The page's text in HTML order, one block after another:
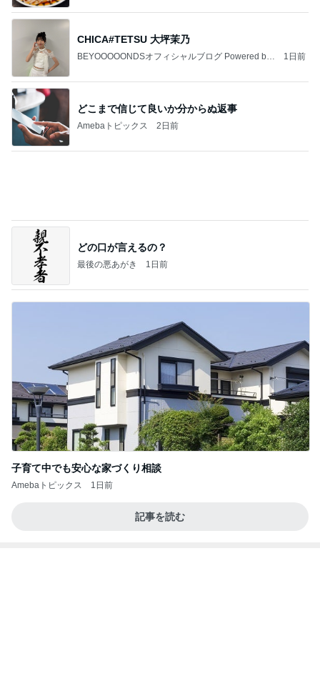
CHICA#TETSU 大坪茉乃
BEYOOOOONDSオフィシャルブログ Powered by
1日前
どこまで信じて良いか分からぬ返事
Amebaトピックス 2日前
どの口が言えるの？
最後の悪あがき 1日前
子育て中でも安心な家づくり相談
Amebaトピックス 1日前
記事を読む